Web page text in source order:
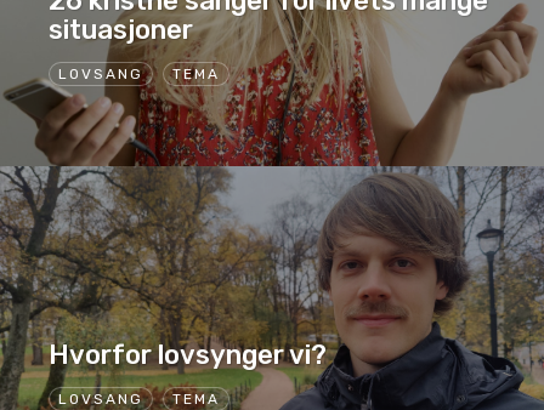
LOVSANG TEMA
situasjoner
LOVSANG TEMA
Hvorfor lovsynger vi?